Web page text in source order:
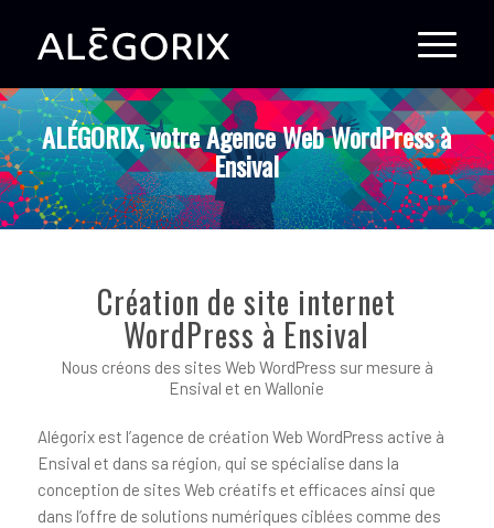
ALÉGORIX, votre Agence Web WordPress à
Ensival
Création de site internet
WordPress à Ensival
Nous créons des sites Web WordPress sur mesure à
Ensival et en Wallonie
Alégorix est l’agence de création Web WordPress active à
Ensival et dans sa région, qui se spécialise dans la
conception de sites Web créatifs et efficaces ainsi que
dans l’offre de solutions numériques ciblées comme des